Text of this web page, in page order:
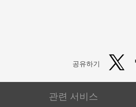
공유하기
관련 서비스